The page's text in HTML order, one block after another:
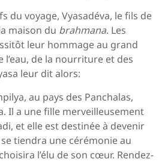
du voyage, Vyasadéva, le fils de
maison du brahmana. Les
leur hommage au grand
l’eau, de la nourriture et des
leur dit alors:
au pays des Panchalas,
Il a une fille merveilleusement
et elle est destinée à devenir
tiendra une cérémonie au
l’élu de son cœur. Rendez-